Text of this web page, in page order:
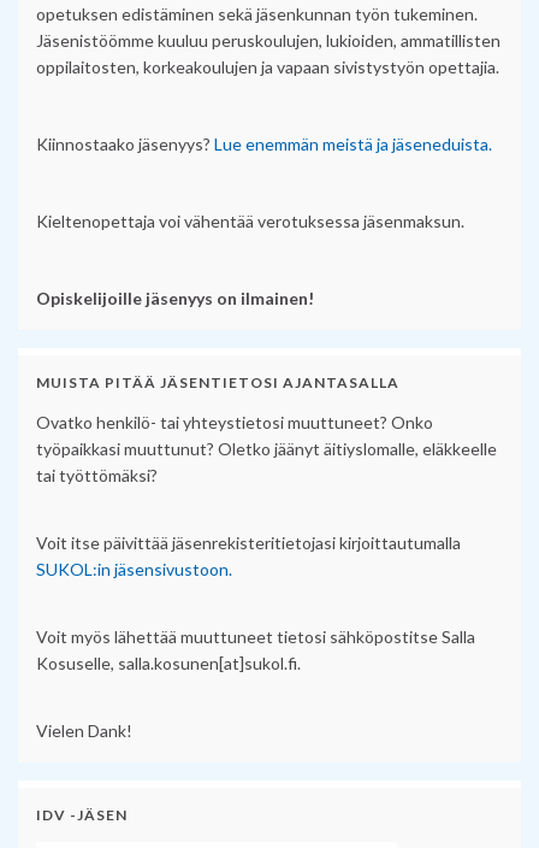
opetuksen edistäminen sekä jäsenkunnan työn tukeminen.
Jäsenistöömme kuuluu peruskoulujen, lukioiden, ammatillisten
oppilaitosten, korkeakoulujen ja vapaan sivistystyön opettajia.
Kiinnostaako jäsenyys? Lue enemmän meistä ja jäseneduista.
Kieltenopettaja voi vähentää verotuksessa jäsenmaksun.
Opiskelijoille jäsenyys on ilmainen!
MUISTA PITÄÄ JÄSENTIETOSI AJANTASALLA
Ovatko henkilö- tai yhteystietosi muuttuneet? Onko
työpaikkasi muuttunut? Oletko jäänyt äitiyslomalle, eläkkeelle
tai työttömäksi?
Voit itse päivittää jäsenrekisteritietojasi kirjoittautumalla
SUKOL:in jäsensivustoon.
Voit myös lähettää muuttuneet tietosi sähköpostitse Salla
Kosuselle, salla.kosunen[at]sukol.fi.
Vielen Dank!
IDV -JÄSEN